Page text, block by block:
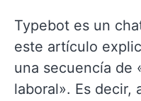
Typebot es un
este artículo
una secuencía de
laboral». Es decir,